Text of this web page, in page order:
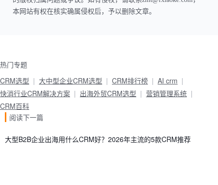
本网站有权在核实确属侵权后，予以删除文章。
热门专题
CRM选型
大中型企业CRM选型 CRM排行榜
AI crm
快消行业CRM解决方案
出海外贸CRM选型
营销管理系统
CRM百科
阅读下一篇
大型B2B企业出海用什么CRM好？2026年主流的5款CRM推荐